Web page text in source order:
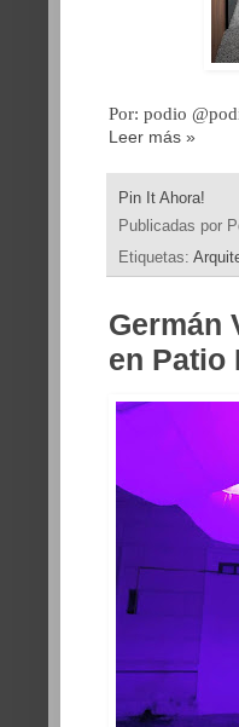
Por: podio
Leer más »
Pin It Ahora!
Publicadas por
Etiquetas:
Germán
en Patio